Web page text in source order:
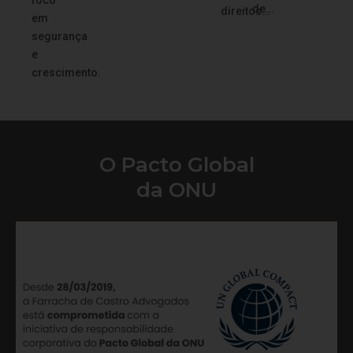
em
segurança
e
crescimento.
direitos…
de…
O Pacto Global
da ONU